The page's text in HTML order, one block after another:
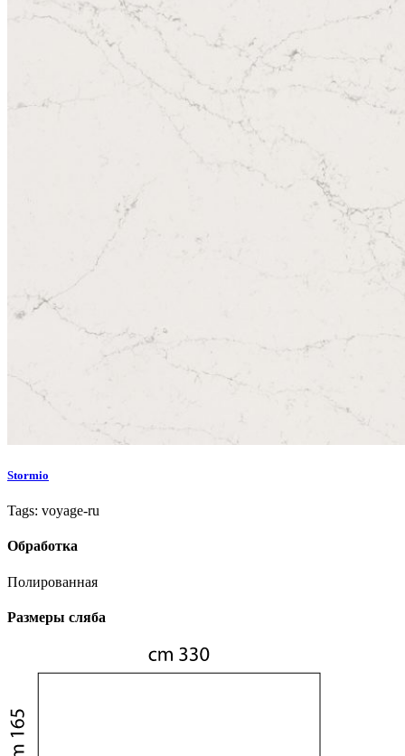
Stormio
Tags: voyage-ru
Обработка
Полированная
Размеры сляба